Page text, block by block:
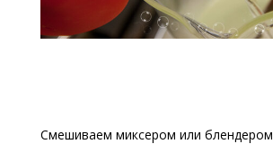
Смешиваем миксером или блендером